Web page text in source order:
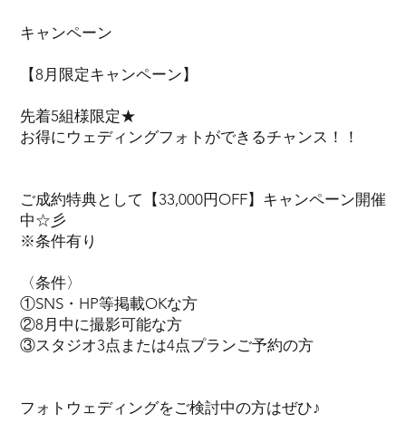
キャンペーン
【8月限定キャンペーン】
先着5組様限定★
お得にウェディングフォトができるチャンス！！
ご成約特典として【33,000円OFF】キャンペーン開催
中☆彡
※条件有り
〈条件〉
①SNS・HP等掲載OKな方
②8月中に撮影可能な方
③スタジオ3点または4点プランご予約の方
フォトウェディングをご検討中の方はぜひ♪